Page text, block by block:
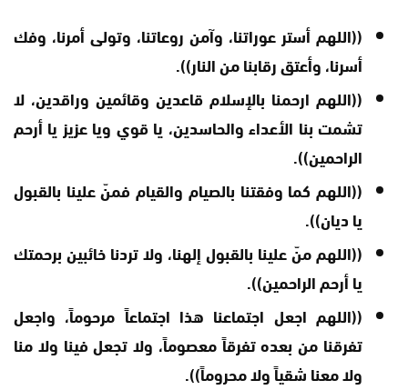
((اللهم أستر عوراتنا، وآمن روعاتنا، وتولى أمرنا، وفك
أسرنا، وأعتق رقابنا من النار)).
((اللهم ارحمنا بالإسلام قاعدين وقائمين وراقدين، لا
تشمت بنا الأعداء والحاسدين، يا قوي ويا عزيز يا أرحم
الراحمين)).
((اللهم كما وفقتنا بالصيام والقيام فمنّ علينا بالقبول
يا ديان)).
((اللهم منّ علينا بالقبول إلهنا، ولا تردنا خائبين برحمتك
يا أرحم الراحمين)).
((اللهم اجعل اجتماعنا هذا اجتماعاً مرحوماً، واجعل
تفرقنا من بعده تفرقاً معصوماً، ولا تجعل فينا ولا منا
ولا معنا شقياً ولا محروماً)).